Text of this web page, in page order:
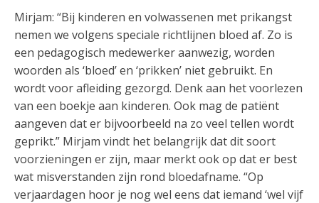
Mirjam: “Bij kinderen en volwassenen met prikangst
nemen we volgens speciale richtlijnen bloed af. Zo is
een pedagogisch medewerker aanwezig, worden
woorden als ‘bloed’ en ‘prikken’ niet gebruikt. En
wordt voor afleiding gezorgd. Denk aan het voorlezen
van een boekje aan kinderen. Ook mag de patiënt
aangeven dat er bijvoorbeeld na zo veel tellen wordt
geprikt.” Mirjam vindt het belangrijk dat dit soort
voorzieningen er zijn, maar merkt ook op dat er best
wat misverstanden zijn rond bloedafname. “Op
verjaardagen hoor je nog wel eens dat iemand ‘wel vijf